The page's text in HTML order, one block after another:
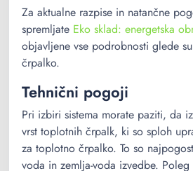
Za aktualne razpise in natančne
spremljate Eko sklad: energetska
objavljene vse podrobnosti glede
črpalko.
Tehnični pogoji
Pri izbiri sistema morate paziti, da
vrst toplotnih črpalk, ki so sploh
za toplotno črpalko. To so
voda in zemlja-voda izvedbe.